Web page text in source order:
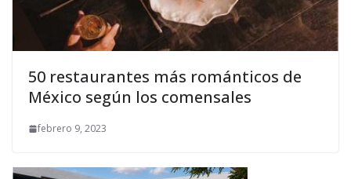
50 restaurantes más románticos de
México según los comensales
febrero 9, 2023